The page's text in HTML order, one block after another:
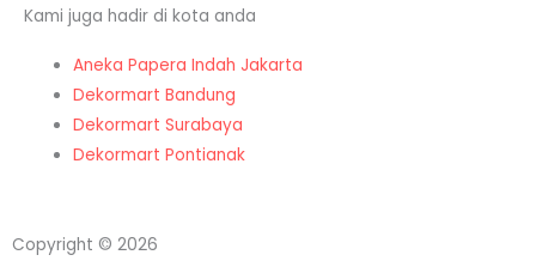
Kami juga hadir di kota anda
Aneka Papera Indah Jakarta
Dekormart Bandung
Dekormart Surabaya
Dekormart Pontianak
Copyright © 2026